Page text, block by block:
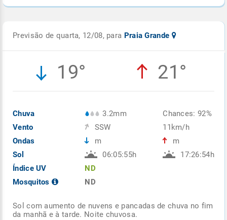
Previsão de quarta, 12/08, para Praia Grande
19° 21°
Chuva
Vento
Ondas
Sol
Índice UV
Mosquitos
3.2mm
SSW
m
06:05:55h
ND
ND
Chances: 92%
11km/h
m
17:26:54h
Sol com aumento de nuvens e pancadas de chuva no fim
da manhã e à tarde. Noite chuvosa.